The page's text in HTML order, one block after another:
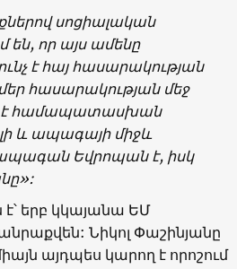
սոցիալական
են, որ այս ամենը
է հայ հասարակության
հասարակության մեջ
է համապատասխան
և ապագայի միջև
Եվրոպան է, իսկ
է՝ երբ կկայանա ԵՄ
Նիկոլ Փաշինյանը
այդպես կարող է որոշում